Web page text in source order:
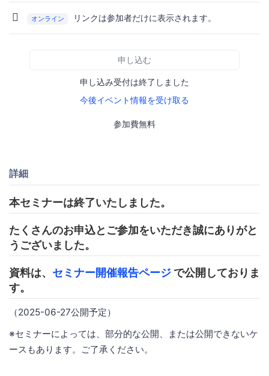
オンライン リンクは参加者だけに表示されます。
申し込む
申し込み受付は終了しました
今後イベント情報を受け取る
参加費無料
詳細
本セミナーは終了いたしました。
たくさんのお申込とご参加をいただき誠にありがと
うございました。
資料は、 セミナー開催報告ページ で公開しておりま
す。
（2025-06-27公開予定）
※セミナーによっては、部分的な公開、または公開できないケ
ースもあります。ご了承ください。